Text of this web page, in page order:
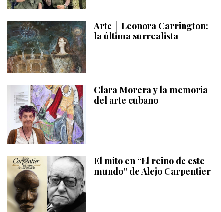
Arte │ Leonora Carrington:
la última surrealista
Clara Morera y la memoria
del arte cubano
El mito en “El reino de este
mundo” de Alejo Carpentier